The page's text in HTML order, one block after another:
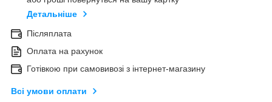
Детальніше
Післяплата
Оплата на рахунок
Готівкою при самовивозі з інтернет-магазину
Всі умови оплати